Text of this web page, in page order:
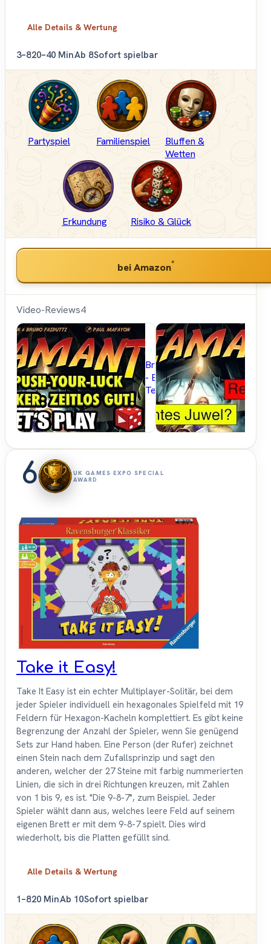
Alle Details & Wertung
3–820–40 MinAb 8Sofort spielbar
Partyspiel Familienspiel
Bluffen &
Wetten
Erkundung Risiko & Glück
bei Amazon*
Video-Reviews4
Brettspielblog.net
- Brettspiele im
Test
6
UK GAMES EXPO SPECIAL
AWARD
Take it Easy!
Take It Easy ist ein echter Multiplayer-Solitär, bei dem
jeder Spieler individuell ein hexagonales Spielfeld mit 19
Feldern für Hexagon-Kacheln komplettiert. Es gibt keine
Begrenzung der Anzahl der Spieler, wenn Sie genügend
Sets zur Hand haben. Eine Person (der Rufer) zeichnet
einen Stein nach dem Zufallsprinzip und sagt den
anderen, welcher der 27 Steine mit farbig nummerierten
Linien, die sich in drei Richtungen kreuzen, mit Zahlen
von 1 bis 9, es ist. "Die 9-8-7", zum Beispiel. Jeder
Spieler wählt dann aus, welches leere Feld auf seinem
eigenen Brett er mit dem 9-8-7 spielt. Dies wird
wiederholt, bis die Platten gefüllt sind.
Alle Details & Wertung
1–820 MinAb 10Sofort spielbar